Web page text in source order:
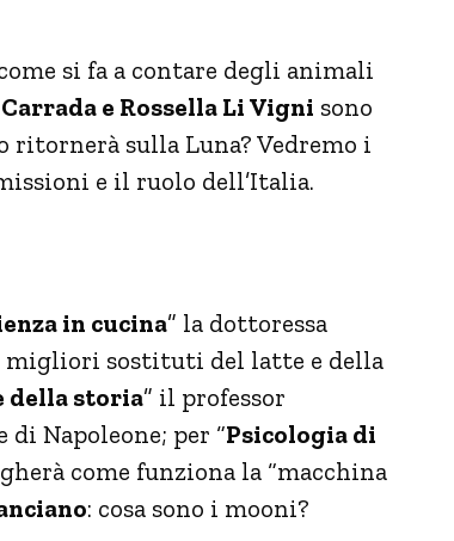
si fa a contare degli animali
e Rossella Li Vigni sono
ritornerà sulla Luna? Vedremo i
e il ruolo dell’Italia.
in cucina” la dottoressa
migliori sostituti del latte e della
della storia” il professor
Napoleone; per “Psicologia di
come funziona la “macchina
: cosa sono i mooni?